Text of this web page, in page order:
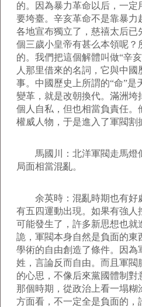
的。因為暴力革命以后，一
要垮臺。辛亥革命不是靠暴力
各地宣布獨立了，慈禧太后已
個三歲小皇帝有甚么本領呢？
的。我們把這個解體叫做“辛
人那里借來的名詞，它與中國
事。中國歷史上所謂的“命”是
變革，就是改朝換代。滿洲垮
個人自私，但也相當負責任。
權威人物，于是進入了軍閥割
馬國川：北洋軍閥走馬燈
局面相當混亂。
余英時：混亂時期也有好
有五四運動出現。如果有強人
可能發生了，許多新思想也就
詭，軍閥本身自然是負面的東
學術的自由創造了條件。因為
姓，言論反而自由。而且軍閥
的心思，不像后來黨國體制對
那個時期，從政治上看一塌糊
方面看，不一定全是負面的，